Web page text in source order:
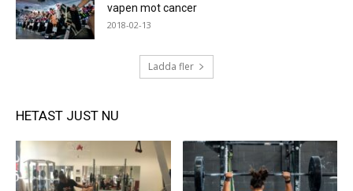
vapen mot cancer
2018-02-13
Ladda fler
HETAST JUST NU